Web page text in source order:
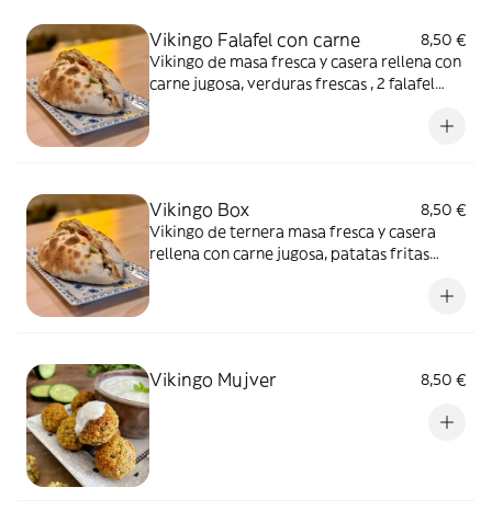
Vikingo Falafel con carne
8,50 €
Vikingo de masa fresca y casera rellena con
carne jugosa, verduras frescas , 2 falafel
forma de empanada gigante e iria abierta
Vikingo Box
8,50 €
Vikingo de ternera masa fresca y casera
rellena con carne jugosa, patatas fritas
forma de empanada gigante e iria abierta
Vikingo Mujver 8,50 €